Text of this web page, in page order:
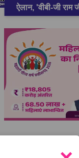
ऐलान, 'वीबी-जी राम